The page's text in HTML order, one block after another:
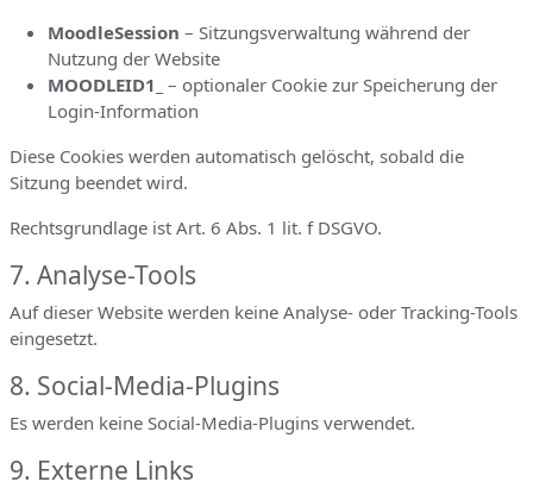
MoodleSession – Sitzungsverwaltung während der
Nutzung der Website
MOODLEID1_ – optionaler Cookie zur Speicherung der
Login-Information
Diese Cookies werden automatisch gelöscht, sobald die
Sitzung beendet wird.
Rechtsgrundlage ist Art. 6 Abs. 1 lit. f DSGVO.
7. Analyse-Tools
Auf dieser Website werden keine Analyse- oder Tracking-Tools
eingesetzt.
8. Social-Media-Plugins
Es werden keine Social-Media-Plugins verwendet.
9. Externe Links